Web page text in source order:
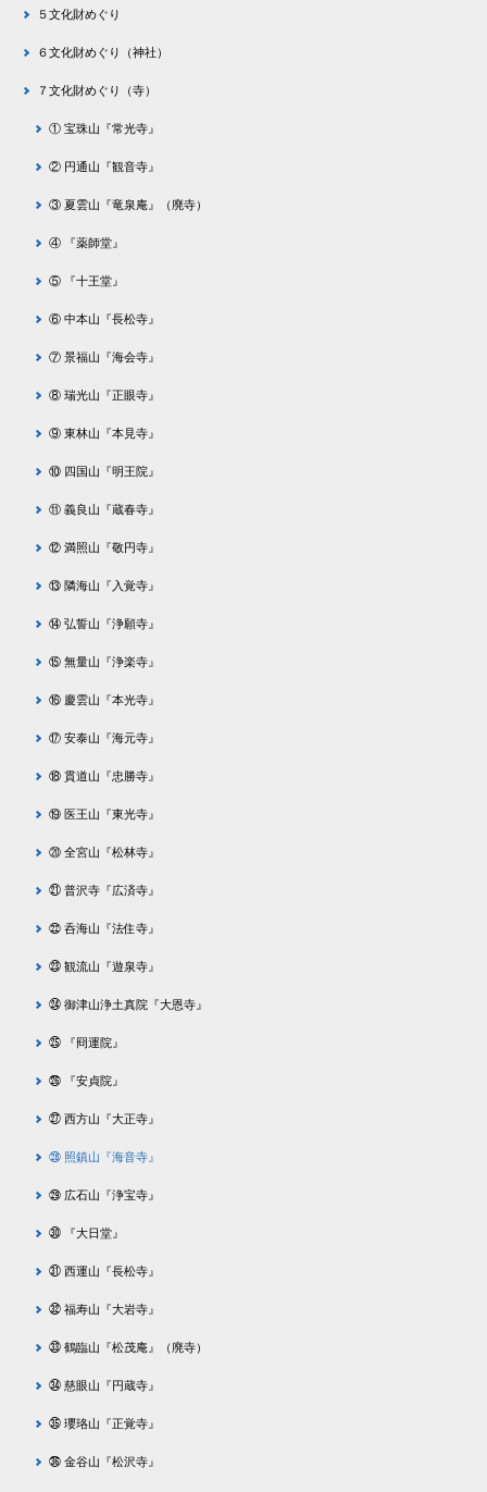
５文化財めぐり
６文化財めぐり（神社）
７文化財めぐり（寺）
① 宝珠山『常光寺』
② 円通山『観音寺』
③ 夏雲山『竜泉庵』（廃寺）
④ 『薬師堂』
⑤ 『十王堂』
⑥ 中本山『長松寺』
⑦ 景福山『海会寺』
⑧ 瑞光山『正眼寺』
⑨ 東林山『本見寺』
⑩ 四国山『明王院』
⑪ 義良山『蔵春寺』
⑫ 満照山『敬円寺』
⑬ 隣海山『入覚寺』
⑭ 弘誓山『浄願寺』
⑮ 無量山『浄楽寺』
⑯ 慶雲山『本光寺』
⑰ 安泰山『海元寺』
⑱ 貫道山『忠勝寺』
⑲ 医王山『東光寺』
⑳ 全宮山『松林寺』
㉑ 普沢寺『広済寺』
㉒ 呑海山『法住寺』
㉓ 観流山『遊泉寺』
㉔ 御津山浄土真院『大恩寺』
㉕ 『冏運院』
㉖ 『安貞院』
㉗ 西方山『大正寺』
㉘ 照鎮山『海音寺』
㉙ 広石山『浄宝寺』
㉚ 『大日堂』
㉛ 西運山『長松寺』
㉜ 福寿山『大岩寺』
㉝ 鶴臨山『松茂庵』（廃寺）
㉞ 慈眼山『円蔵寺』
㉟ 瓔珞山『正覚寺』
㊱ 金谷山『松沢寺』